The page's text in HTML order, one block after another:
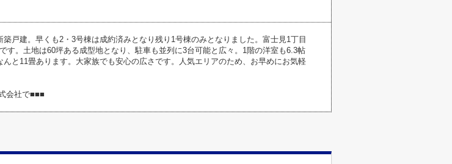
戸建。早くも2・3号棟は成約済みとなり残り1号棟のみとなりました。富士見1丁目
す。土地は60坪ある成型地となり、駐車も並列に3台可能と広々。1階の洋室も6.3帖
と11畳あります。大家族でも安心の広さです。人気エリアのため、お早めにお気軽
会社で■■■